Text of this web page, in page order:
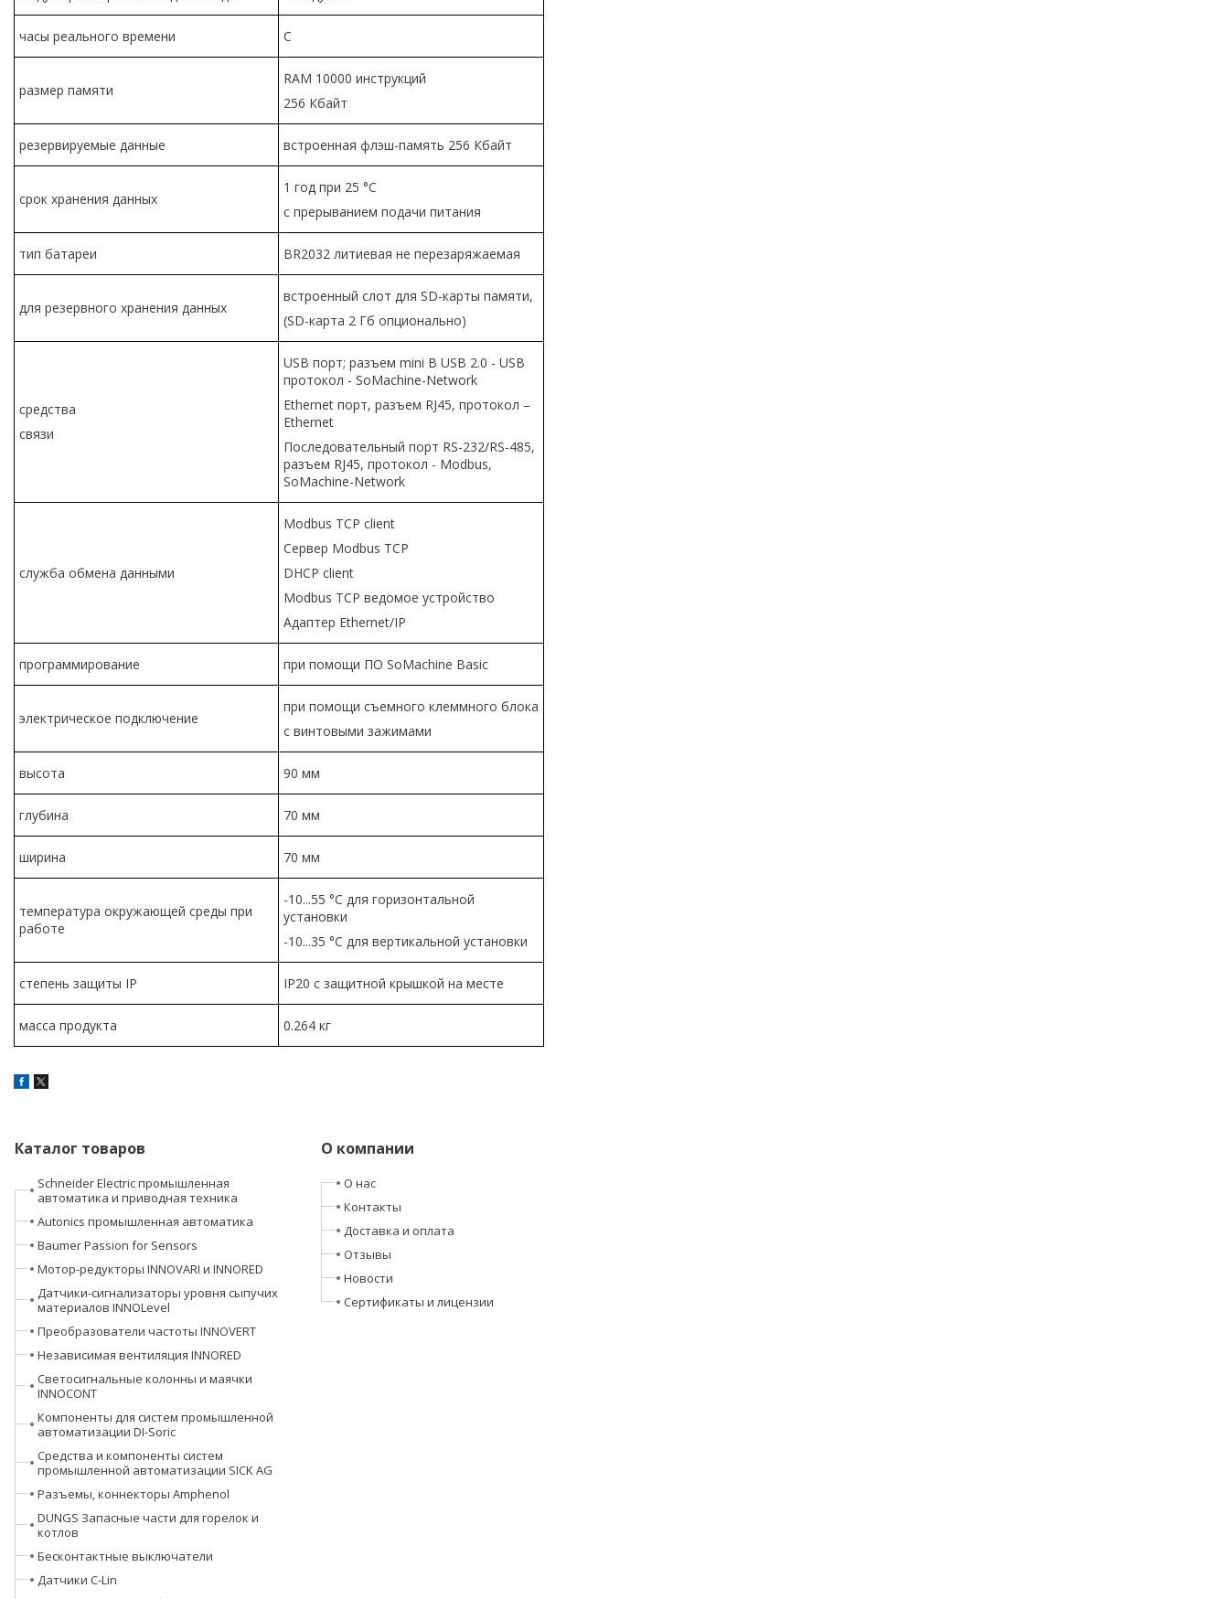
часы реального времени C
размер памяти
RAM 10000 инструкций
256 Кбайт
резервируемые данные встроенная флэш-память 256 Кбайт
срок хранения данных
1 год при 25 °C
с прерыванием подачи питания
тип батареи BR2032 литиевая не перезаряжаемая
для резервного хранения данных
встроенный слот для SD-карты памяти,
(SD-карта 2 Гб опционально)
средства
связи
USB порт; разъем mini B USB 2.0 - USB
протокол - SoMachine-Network
Ethernet порт, разъем RJ45, протокол –
Ethernet
Последовательный порт RS-232/RS-485,
разъем RJ45, протокол - Modbus,
SoMachine-Network
cлужба обмена данными
Modbus TCP client
Сервер Modbus TCP
DHCP client
Modbus TCP ведомое устройство
Адаптер Ethernet/IP
программирование при помощи ПО SoMachine Basic
электрическое подключение
при помощи съемного клеммного блока
с винтовыми зажимами
высота 90 мм
глубина 70 мм
ширина 70 мм
температура окружающей среды при
работе
-10...55 °C для горизонтальной
установки
-10...35 °C для вертикальной установки
степень защиты IP IP20 с защитной крышкой на месте
масса продукта 0.264 кг
Каталог товаров
Schneider Electric промышленная
автоматика и приводная техника
Autonics промышленная автоматика
Baumer Passion for Sensors
Мотор-редукторы INNOVARI и INNORED
Датчики-сигнализаторы уровня сыпучих
материалов INNOLevel
Преобразователи частоты INNOVERT
Независимая вентиляция INNORED
Светосигнальные колонны и маячки
INNOCONT
Компоненты для систем промышленной
автоматизации DI-Soric
Средства и компоненты систем
промышленной автоматизации SICK AG
Разъемы, коннекторы Amphenol
DUNGS Запасные части для горелок и
котлов
Бесконтактные выключатели
Датчики C-Lin
О компании
О нас
Контакты
Доставка и оплата
Отзывы
Новости
Сертификаты и лицензии